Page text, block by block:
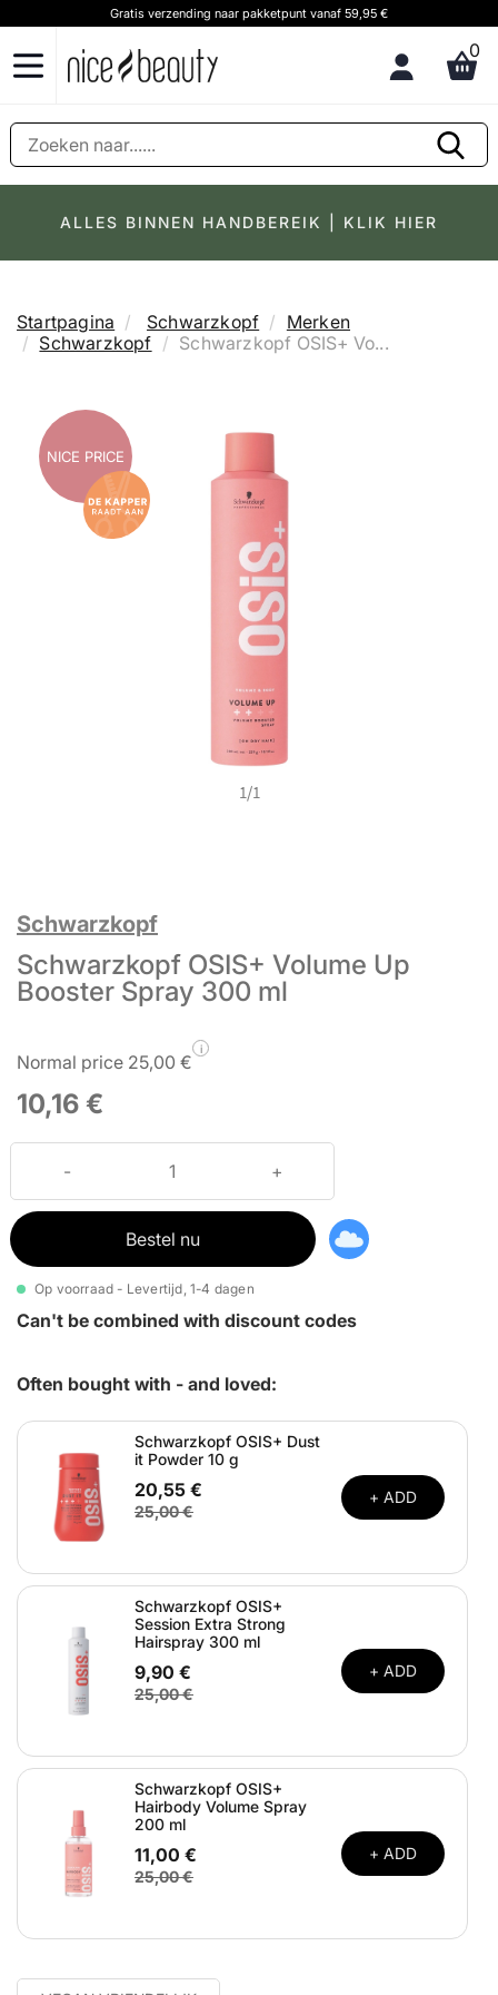
Gratis verzending naar pakketpunt vanaf 59,95 €
0
ALLES BINNEN HANDBEREIK | KLIK HIER
Startpagina Schwarzkopf
Merken
Schwarzkopf
Schwarzkopf OSIS+ Vo...
NICE PRICE
1/1
Schwarzkopf
Schwarzkopf OSIS+ Volume Up
Booster Spray 300 ml
Normal price 25,00 €
i
10,16 €
Bestel nu
Op voorraad - Levertijd, 1-4 dagen
Can't be combined with discount codes
Often bought with - and loved:
Schwarzkopf OSIS+ Dust
it Powder 10 g
20,55 €
25,00 €
+ ADD
Schwarzkopf OSIS+
Session Extra Strong
Hairspray 300 ml
9,90 €
25,00 €
+ ADD
Schwarzkopf OSIS+
Hairbody Volume Spray
200 ml
11,00 €
25,00 €
+ ADD